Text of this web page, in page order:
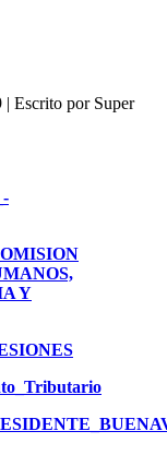
| Escrito por Super
Y